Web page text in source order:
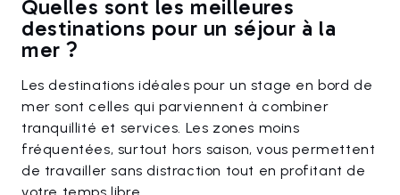
Quelles sont les meilleures
destinations pour un séjour à la
mer ?
Les destinations idéales pour un stage en bord de
mer sont celles qui parviennent à combiner
tranquillité et services. Les zones moins
fréquentées, surtout hors saison, vous permettent
de travailler sans distraction tout en profitant de